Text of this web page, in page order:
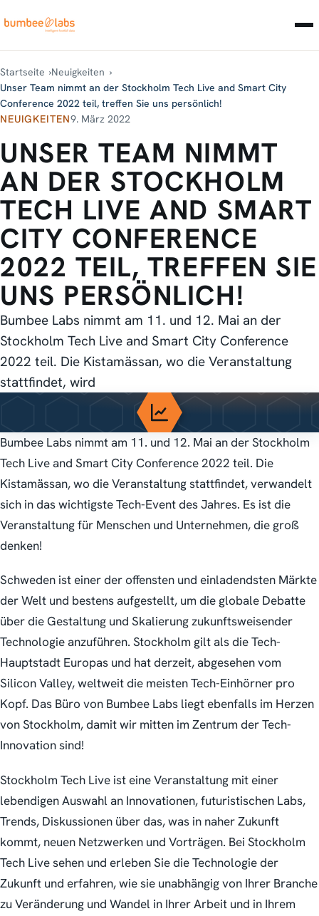
Startseite
Neuigkeiten
Unser Team nimmt an der Stockholm Tech Live and Smart City
Conference 2022 teil, treffen Sie uns persönlich!
NEUIGKEITEN9. März 2022
UNSER TEAM NIMMT
AN DER STOCKHOLM
TECH LIVE AND SMART
CITY CONFERENCE
2022 TEIL, TREFFEN SIE
UNS PERSÖNLICH!
Bumbee Labs nimmt am 11. und 12. Mai an der
Stockholm Tech Live and Smart City Conference
2022 teil. Die Kistamässan, wo die Veranstaltung
stattfindet, wird
Bumbee Labs nimmt am 11. und 12. Mai an der Stockholm
Tech Live and Smart City Conference 2022 teil. Die
Kistamässan, wo die Veranstaltung stattfindet, verwandelt
sich in das wichtigste Tech-Event des Jahres. Es ist die
Veranstaltung für Menschen und Unternehmen, die groß
denken!
Schweden ist einer der offensten und einladendsten Märkte
der Welt und bestens aufgestellt, um die globale Debatte
über die Gestaltung und Skalierung zukunftsweisender
Technologie anzuführen. Stockholm gilt als die Tech-
Hauptstadt Europas und hat derzeit, abgesehen vom
Silicon Valley, weltweit die meisten Tech-Einhörner pro
Kopf. Das Büro von Bumbee Labs liegt ebenfalls im Herzen
von Stockholm, damit wir mitten im Zentrum der Tech-
Innovation sind!
Stockholm Tech Live ist eine Veranstaltung mit einer
lebendigen Auswahl an Innovationen, futuristischen Labs,
Trends, Diskussionen über das, was in naher Zukunft
kommt, neuen Netzwerken und Vorträgen. Bei Stockholm
Tech Live sehen und erleben Sie die Technologie der
Zukunft und erfahren, wie sie unabhängig von Ihrer Branche
zu Veränderung und Wandel in Ihrer Arbeit und in Ihrem